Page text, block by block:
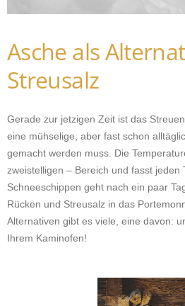
Asche als
Streusalz
Gerade zur jetzigen Zeit ist das
eine mühselige, aber fast schon
gemacht werden muss. Die
zweistelligen – Bereich und fasst jeden
Schneeschippen geht nach ein paar
Rücken und Streusalz in das
Alternativen gibt es viele, eine davon:
Ihrem Kaminofen!